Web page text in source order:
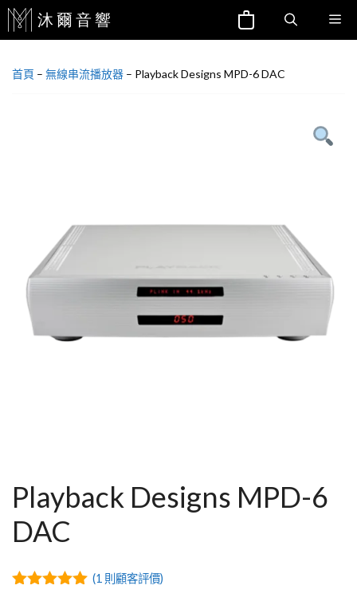
跳
至
首頁 – 無線串流播放器 – Playback Designs MPD-6 DAC
Playback Designs MPD-6
DAC
(1 則顧客評價)